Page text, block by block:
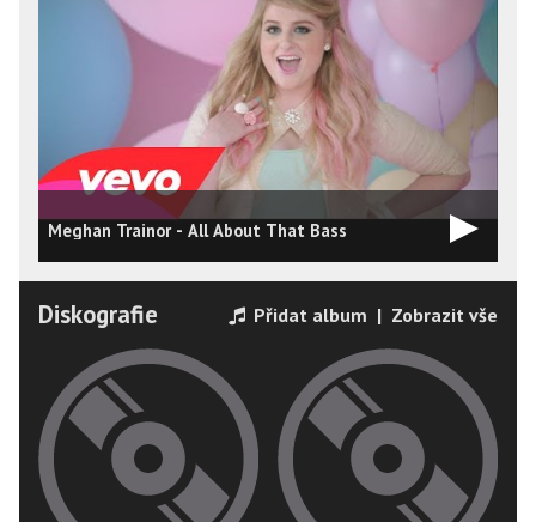
Meghan Trainor - All About That Bass
Diskografie Přidat album | Zobrazit vše